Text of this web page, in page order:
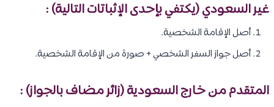
غير السعودي (يكتفي بإحدى الإثباتات التالية) :
أصل الإقامة الشخصية.
أصل جواز السفر الشخصي + صورة من الإقامة الشخصية.
المتقدم من خارج السعودية (زائر مضاف بالجواز) :